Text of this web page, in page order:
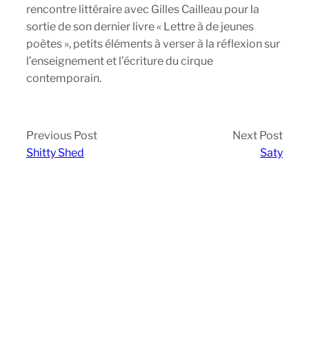
rencontre littéraire avec Gilles Cailleau pour la
sortie de son dernier livre « Lettre à de jeunes
poètes », petits éléments à verser à la réflexion sur
l’enseignement et l’écriture du cirque
contemporain.
Previous Post
Shitty Shed
Next Post
Saty